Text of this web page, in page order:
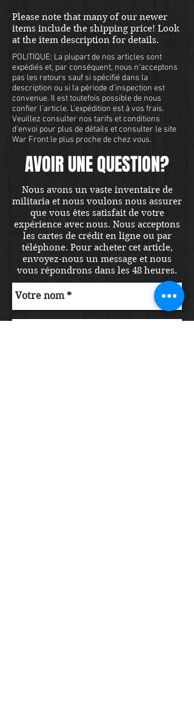
Please note that many of our newer
items include the shipping price! Look
at the item description for details.
POLITIQUE: La plupart de nos articles sont
expédiés et, par conséquent, nous n'acceptons
pas les retours sauf si spécifié dans la
description ou si la période d'inspection est
convenue. Il est toutefois possible de nous
confier l'article. L'expédition est à vos frais.
Veuillez consulter nos tarifs et conditions
d'envoi pour plus de détails et consulter le site
War Front le plus proche de chez vous.
AVOIR UNE QUESTION?
Nous avons un vaste inventaire de
militaria et nous voulons nous assurer
que vous êtes satisfait de votre
expérience avec nous. Nous acceptons
les cartes de crédit en ligne ou par
téléphone. Pour acheter cet article,
envoyez-nous un message et nous
vous répondrons dans les 48 heures.